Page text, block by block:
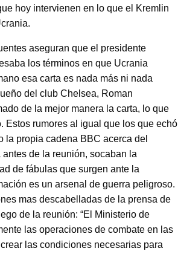
hoy intervienen en lo que el Kremlin
aseguran que el presidente
los términos en que Ucrania
esa carta es nada más ni nada
del club Chelsea, Roman
de la mejor manera la carta, lo que
Estos rumores al igual que los que echó
la propia cadena BBC acerca del
de la reunión, socaban la
de fábulas que surgen ante la
es un arsenal de guerra peligroso.
mas descabelladas de la prensa de
de la reunión: “El Ministerio de
las operaciones de combate en las
las condiciones necesarias para